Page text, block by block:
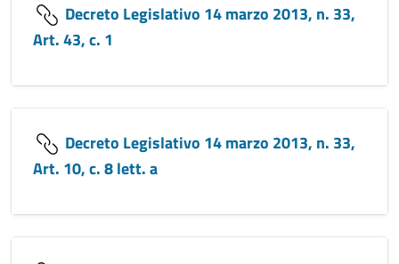
Decreto Legislativo 14 marzo 2013, n. 33,
Art. 43, c. 1
Decreto Legislativo 14 marzo 2013, n. 33,
Art. 10, c. 8 lett. a